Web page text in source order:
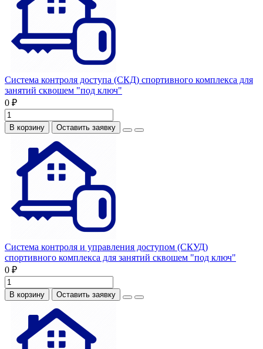
Система контроля доступа (СКД) спортивного комплекса для
занятий сквошем "под ключ"
0 ₽
В корзину Оставить заявку
Система контроля и управления доступом (СКУД)
спортивного комплекса для занятий сквошем "под ключ"
0 ₽
В корзину Оставить заявку